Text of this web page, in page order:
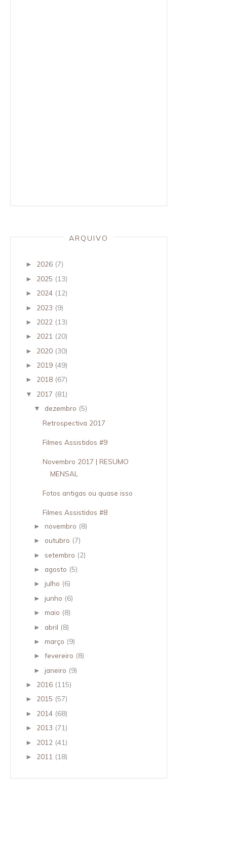
ARQUIVO
► 2026 (7)
► 2025 (13)
► 2024 (12)
► 2023 (9)
► 2022 (13)
► 2021 (20)
► 2020 (30)
► 2019 (49)
► 2018 (67)
▼ 2017 (81)
▼ dezembro (5)
Retrospectiva 2017
Filmes Assistidos #9
Novembro 2017 | RESUMO
MENSAL
Fotos antigas ou quase isso
Filmes Assistidos #8
►novembro (8)
► outubro (7)
► setembro (2)
► agosto (5)
► julho (6)
► junho (6)
►maio (8)
► abril (8)
►março (9)
►fevereiro (8)
► janeiro (9)
► 2016 (115)
► 2015 (57)
► 2014 (68)
► 2013 (71)
► 2012 (41)
► 2011 (18)